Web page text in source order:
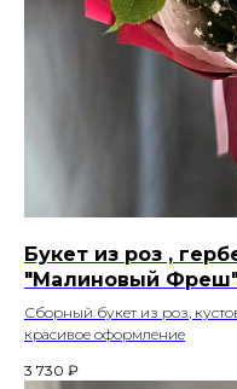
Букет из роз ,
"Малиновый
Сборный букет из роз,
красивое оформление
3 730 ₽